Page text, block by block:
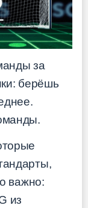
за
берёшь
важно:
из